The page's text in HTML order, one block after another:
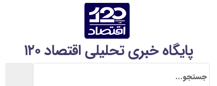
پایگاه خبری تحلیلی اقتصاد ۱۲۰